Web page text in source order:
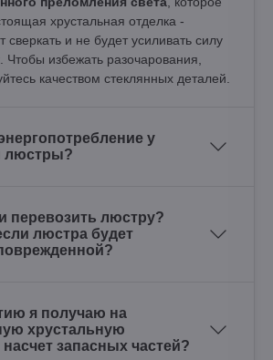
хрустальная отделка -
сверкать и не будет усиливать силу
Чтобы избежать разочарования,
качеством стеклянных деталей.
у
люстры?
перевозить люстру?
люстра будет
я получаю на
хрустальную
запасных частей?